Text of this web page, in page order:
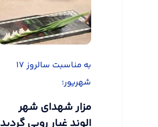
به مناسبت سالروز ۱۷
شهریور؛
مزار شهدای شهر
الوند غبار روبی گردید